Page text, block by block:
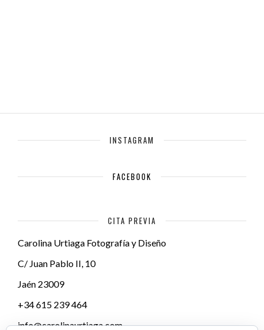
INSTAGRAM
FACEBOOK
CITA PREVIA
Carolina Urtiaga Fotografía y Diseño
C/ Juan Pablo II, 10
Jaén 23009
+34 615 239 464
info@carolinaurtiaga.com